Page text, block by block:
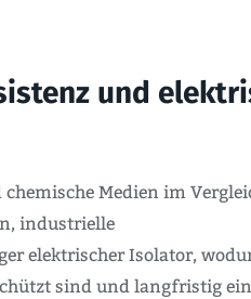
und
Medien im
industrielle
elektrischer Isolator,
sind und langfristig